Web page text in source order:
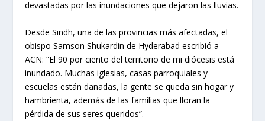
devastadas por las inundaciones que dejaron las lluvias.
Desde Sindh, una de las provincias más afectadas, el
obispo Samson Shukardin de Hyderabad escribió a
ACN: “El 90 por ciento del territorio de mi diócesis está
inundado. Muchas iglesias, casas parroquiales y
escuelas están dañadas, la gente se queda sin hogar y
hambrienta, además de las familias que lloran la
pérdida de sus seres queridos”.